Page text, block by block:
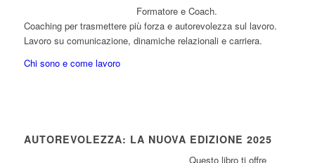
Formatore e Coach.
Coaching per trasmettere più forza e autorevolezza sul lavoro.
Lavoro su comunicazione, dinamiche relazionali e carriera.
Chi sono e come lavoro
AUTOREVOLEZZA: LA NUOVA EDIZIONE 2025
Questo libro ti offre